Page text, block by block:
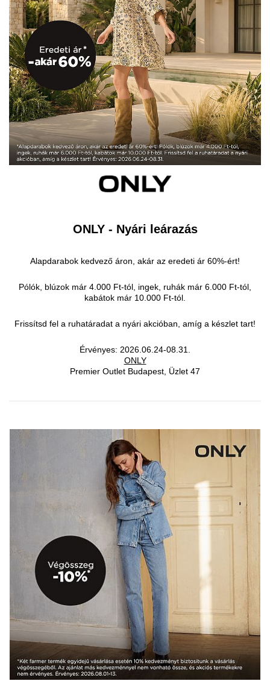
ONLY - Nyári leárazás
Alapdarabok kedvező áron, akár az eredeti ár 60%-ért!
Pólók, blúzok már 4.000 Ft-tól, ingek, ruhák már 6.000 Ft-tól,
kabátok már 10.000 Ft-tól.
Frissítsd fel a ruhatáradat a nyári akcióban, amíg a készlet tart!
Érvényes: 2026.06.24-08.31.
ONLY
Premier Outlet Budapest, Üzlet 47